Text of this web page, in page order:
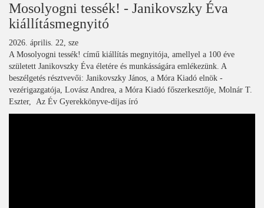
Mosolyogni tessék! - Janikovszky Éva
kiállításmegnyitó
2026. április. 22, sze
A Mosolyogni tessék! című kiállítás megnyitója, amellyel a 100 éve
született Janikovszky Éva életére és munkásságára emlékezünk. A
beszélgetés résztvevői: Janikovszky János, a Móra Kiadó elnök -
vezérigazgatója, Lovász Andrea, a Móra Kiadó főszerkesztője, Molnár T.
Eszter, Az Év Gyerekkönyve-díjas író